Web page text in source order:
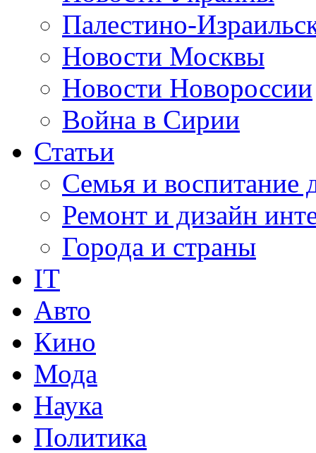
Палестино-
Новости Москвы
Новости Новороссии
Война в Сирии
Статьи
Семья и воспитание
Ремонт и дизайн
Города и страны
IT
Авто
Кино
Мода
Наука
Политика